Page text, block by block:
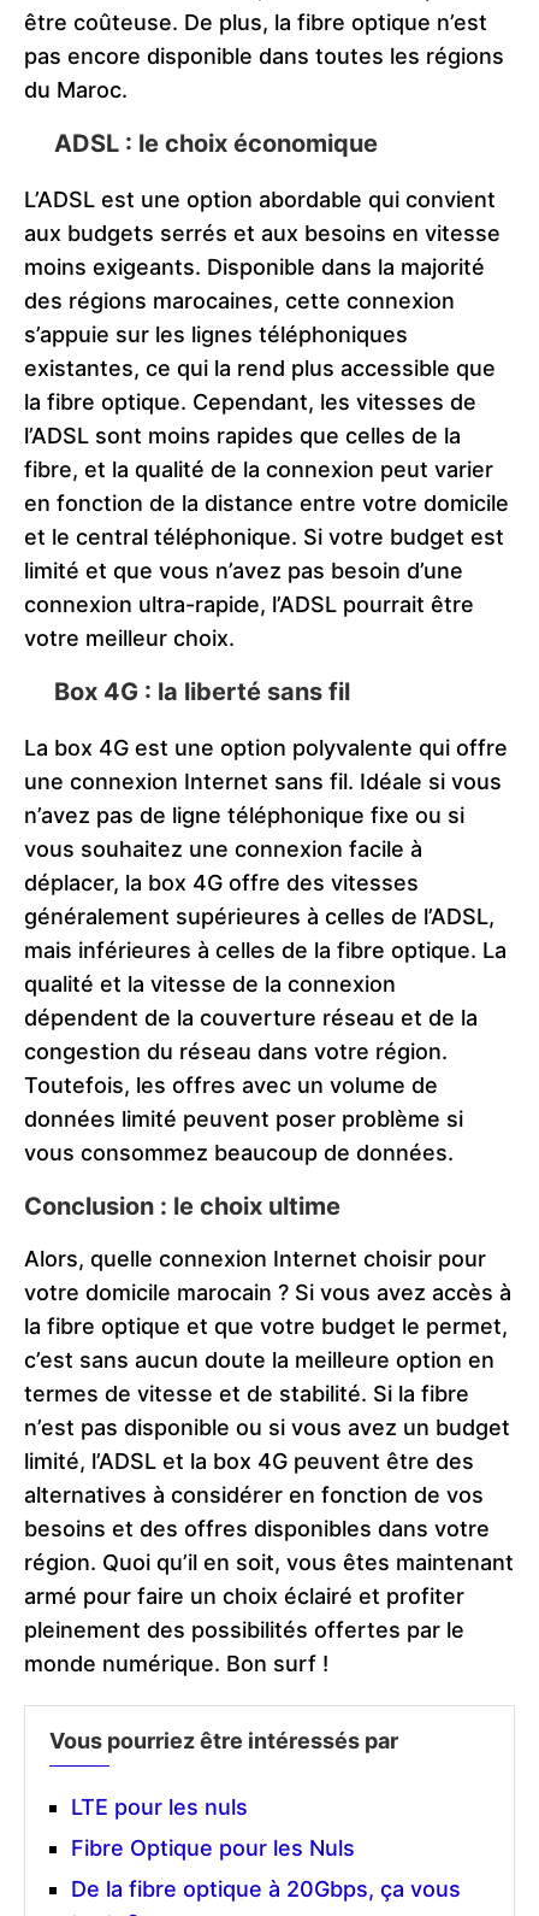
être coûteuse. De plus, la fibre optique n’est
pas encore disponible dans toutes les régions
du Maroc.
ADSL : le choix économique
L’ADSL est une option abordable qui convient
aux budgets serrés et aux besoins en vitesse
moins exigeants. Disponible dans la majorité
des régions marocaines, cette connexion
s’appuie sur les lignes téléphoniques
existantes, ce qui la rend plus accessible que
la fibre optique. Cependant, les vitesses de
l’ADSL sont moins rapides que celles de la
fibre, et la qualité de la connexion peut varier
en fonction de la distance entre votre domicile
et le central téléphonique. Si votre budget est
limité et que vous n’avez pas besoin d’une
connexion ultra-rapide, l’ADSL pourrait être
votre meilleur choix.
Box 4G : la liberté sans fil
La box 4G est une option polyvalente qui offre
une connexion Internet sans fil. Idéale si vous
n’avez pas de ligne téléphonique fixe ou si
vous souhaitez une connexion facile à
déplacer, la box 4G offre des vitesses
généralement supérieures à celles de l’ADSL,
mais inférieures à celles de la fibre optique. La
qualité et la vitesse de la connexion
dépendent de la couverture réseau et de la
congestion du réseau dans votre région.
Toutefois, les offres avec un volume de
données limité peuvent poser problème si
vous consommez beaucoup de données.
Conclusion : le choix ultime
Alors, quelle connexion Internet choisir pour
votre domicile marocain ? Si vous avez accès à
la fibre optique et que votre budget le permet,
c’est sans aucun doute la meilleure option en
termes de vitesse et de stabilité. Si la fibre
n’est pas disponible ou si vous avez un budget
limité, l’ADSL et la box 4G peuvent être des
alternatives à considérer en fonction de vos
besoins et des offres disponibles dans votre
région. Quoi qu’il en soit, vous êtes maintenant
armé pour faire un choix éclairé et profiter
pleinement des possibilités offertes par le
monde numérique. Bon surf !
Vous pourriez être intéressés par
LTE pour les nuls
Fibre Optique pour les Nuls
De la fibre optique à 20Gbps, ça vous